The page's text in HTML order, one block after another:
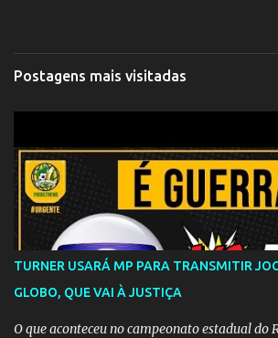
Postagens mais visitadas
TURNER USARÁ MP PARA TRANSMITIR
GLOBO, QUE VAI À JUSTIÇA
O que aconteceu no campeonato estadual do